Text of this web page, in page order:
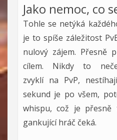
Jako nemoc, co
Tohle se netýká
je to spíše záležitost
nulový zájem. Přesně
cílem. Nikdy to
zvyklí na PvP,
sekund je po všem,
whispu, což je
gankující hráč čeká.